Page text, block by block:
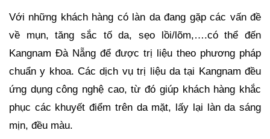
Với những khách hàng có làn da đang gặp các vấn đề
về mụn, tăng sắc tố da, sẹo lồi/lõm,….có thể đến
Kangnam Đà Nẵng để được trị liệu theo phương pháp
chuẩn y khoa. Các dịch vụ trị liệu da tại Kangnam đều
ứng dụng công nghệ cao, từ đó giúp khách hàng khắc
phục các khuyết điểm trên da mặt, lấy lại làn da sáng
mịn, đều màu.